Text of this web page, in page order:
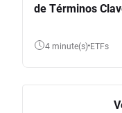
de Términos
4 minute(s) ETFs